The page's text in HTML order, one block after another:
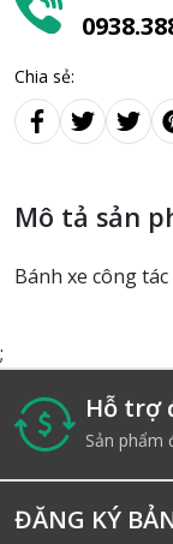
Chia sẻ:
Mô tả sản
Bánh xe công
;
Hỗ trợ
Sản phẩm
ĐĂNG KÝ